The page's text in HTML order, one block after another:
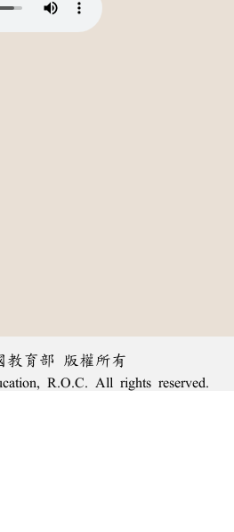
教育部 版權所有
R.O.C. All rights reserved.